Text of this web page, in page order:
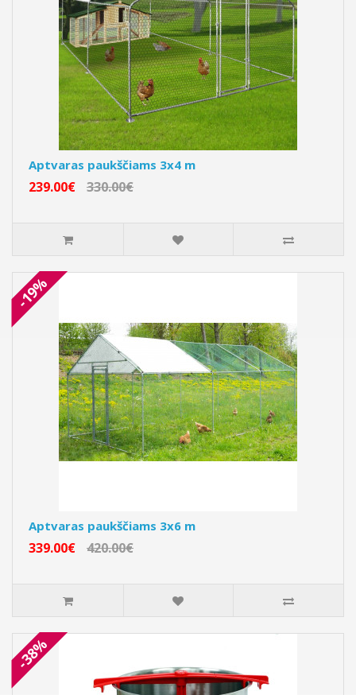
Aptvaras paukščiams 3x4 m
239.00€ 330.00€
-19%
Aptvaras paukščiams 3x6 m
339.00€ 420.00€
-38%